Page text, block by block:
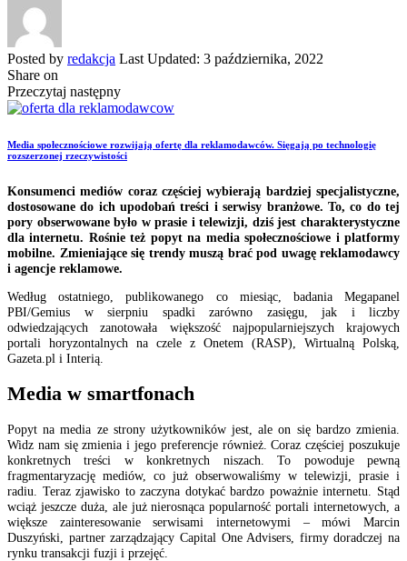
Posted by redakcja Last Updated: 3 października, 2022
Share on
Przeczytaj następny
Media społecznościowe rozwijają ofertę dla reklamodawców. Sięgają po technologię
rozszerzonej rzeczywistości
Konsumenci mediów coraz częściej wybierają bardziej specjalistyczne,
dostosowane do ich upodobań treści i serwisy branżowe. To, co do tej
pory obserwowane było w prasie i telewizji, dziś jest charakterystyczne
dla internetu. Rośnie też popyt na media społecznościowe i platformy
mobilne. Zmieniające się trendy muszą brać pod uwagę reklamodawcy
i agencje reklamowe.
Według ostatniego, publikowanego co miesiąc, badania Megapanel
PBI/Gemius w sierpniu spadki zarówno zasięgu, jak i liczby
odwiedzających zanotowała większość najpopularniejszych krajowych
portali horyzontalnych na czele z Onetem (RASP), Wirtualną Polską,
Gazeta.pl i Interią.
Media w smartfonach
Popyt na media ze strony użytkowników jest, ale on się bardzo zmienia.
Widz nam się zmienia i jego preferencje również. Coraz częściej poszukuje
konkretnych treści w konkretnych niszach. To powoduje pewną
fragmentaryzację mediów, co już obserwowaliśmy w telewizji, prasie i
radiu. Teraz zjawisko to zaczyna dotykać bardzo poważnie internetu. Stąd
wciąż jeszcze duża, ale już nierosnąca popularność portali internetowych, a
większe zainteresowanie serwisami internetowymi – mówi Marcin
Duszyński, partner zarządzający Capital One Advisers, firmy doradczej na
rynku transakcji fuzji i przejęć.